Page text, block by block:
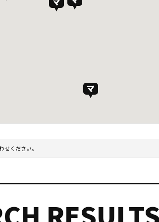
ください。